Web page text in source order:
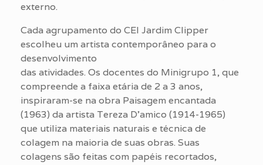
externo.
Cada agrupamento do CEI Jardim Clipper
escolheu um artista contemporâneo para o
desenvolvimento
das atividades. Os docentes do Minigrupo 1, que
compreende a faixa etária de 2 a 3 anos,
inspiraram-se na obra Paisagem encantada
(1963) da artista Tereza D’amico (1914-1965)
que utiliza materiais naturais e técnica de
colagem na maioria de suas obras. Suas
colagens são feitas com papéis recortados,